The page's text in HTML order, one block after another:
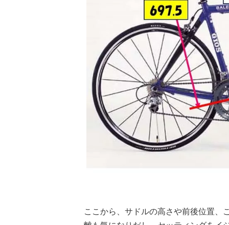
ここから、サドルの高さや前後位置、